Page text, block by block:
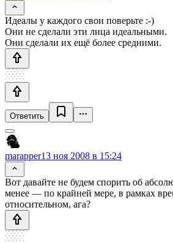
Идеалы у каждого свои поверьте :-)
Они не сделали эти лица идеальными.
Они сделали их ещё более средними.
Ответить
marapper13 ноя 2008 в 15:24
Вот давайте не будем спорить об
менее — по крайней мере, в рамках
относительном, ага?